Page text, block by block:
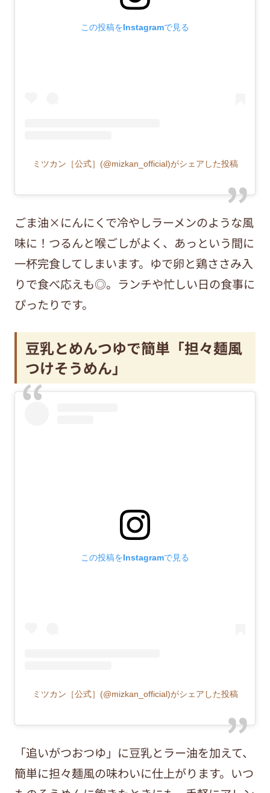
この投稿をInstagramで見る
ミツカン［公式］(@mizkan_official)がシェアした投稿
ごま油×にんにくで冷やしラーメンのような風
味に！つるんと喉ごしがよく、あっという間に
一杯完食してしまいます。ゆで卵と鶏ささみ入
りで食べ応えも◎。ランチや忙しい日の食事に
ぴったりです。
豆乳とめんつゆで簡単「担々麺風
つけそうめん」
この投稿をInstagramで見る
ミツカン［公式］(@mizkan_official)がシェアした投稿
「追いがつおつゆ」に豆乳とラー油を加えて、
簡単に担々麺風の味わいに仕上がります。いつ